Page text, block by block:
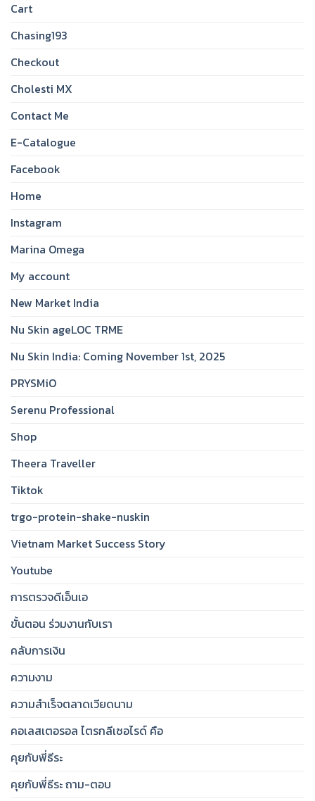
Cart
Chasing193
Checkout
Cholesti MX
Contact Me
E-Catalogue
Facebook
Home
Instagram
Marina Omega
My account
New Market India
Nu Skin ageLOC TRME
Nu Skin India: Coming November 1st, 2025
PRYSMiO
Serenu Professional
Shop
Theera Traveller
Tiktok
trgo-protein-shake-nuskin
Vietnam Market Success Story
Youtube
การตรวจดีเอ็นเอ
ขั้นตอน ร่วมงานกับเรา
คลับการเงิน
ความงาม
ความสำเร็จตลาดเวียดนาม
คอเลสเตอรอล ไตรกลีเซอไรด์ คือ
คุยกับพี่ธีระ
คุยกับพี่ธีระ ถาม-ตอบ